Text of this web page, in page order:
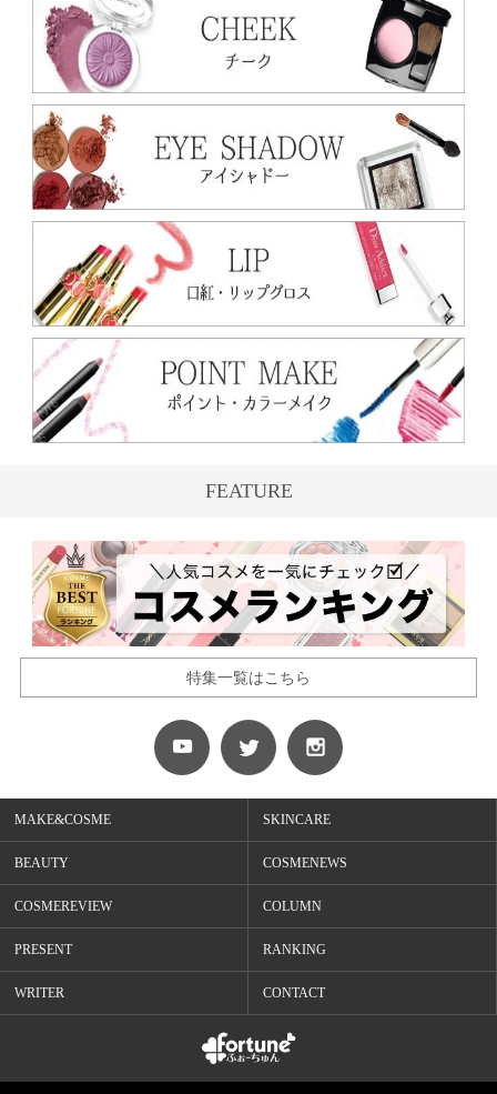
FEATURE
特集一覧はこちら
MAKE&COSME SKINCARE
BEAUTY COSMENEWS
COSMEREVIEW COLUMN
PRESENT RANKING
WRITER CONTACT